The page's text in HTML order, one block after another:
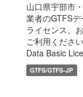
山口県宇部市
業者のGTFS
ライセンス、
ご利用くださ
Data Basic
GTFS/GTFS-JP